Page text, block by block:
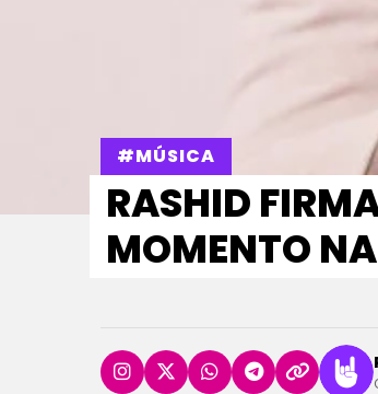
#MÚSICA
RASHID
MOMENTO